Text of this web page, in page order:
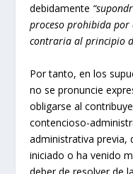
debidamente
proceso prohibida por
contraria al principio
Por tanto, en los
no se pronuncie
obligarse al
contencioso-
administrativa previa,
iniciado o ha venido